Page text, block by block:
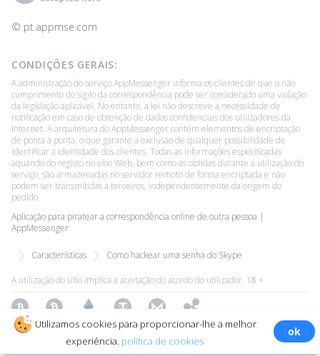
© ‌pt.appmse.com
CONDIÇÕES GERAIS:
A administração do serviço AppMessenger informa os clientes de que o não
cumprimento do sigilo da correspondência pode ser considerado uma violação
da legislação aplicável. No entanto, a lei não descreve a necessidade de
notificação em caso de obtenção de dados confidenciais dos utilizadores da
Internet. A arquitetura do AppMessenger contém elementos de encriptação
de ponta a ponta, o que garante a exclusão de qualquer possibilidade de
identificar a identidade dos clientes. Todas as informações especificadas
aquando do registo no sítio Web, bem como as obtidas durante a utilização do
serviço, são armazenadas no servidor remoto de forma encriptada e não
podem ser transmitidas a terceiros, independentemente da origem do
pedido.
Aplicação para piratear a correspondência online de outra pessoa |
AppMessenger
Características Como hackear uma senha do Skype
A utilização do sítio implica a aceitação do acordo do utilizador. 18 +
BitcoinBitcoin CashEthereumTetherMoneroRipple
Copyright ©2026 All Rights Reserved.
Todas as marcas comerciais
são propriedade dos seus respectivos proprietários.
Utilizamos cookies para proporcionar-lhe a melhor
experiência. política de cookies
ok